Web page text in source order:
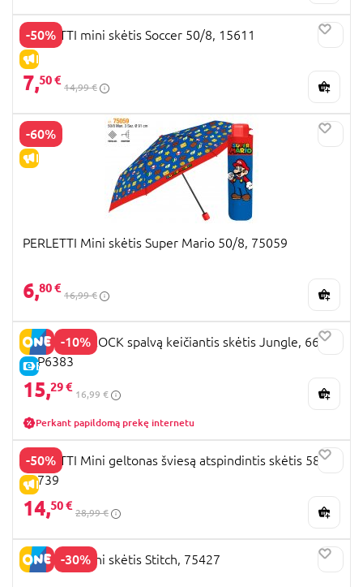
-50%
IŠPARDAVIMAS
PERLETTI mini skėtis Soccer 50/8, 15611
7,50 €
14,99 €
-60%
IŠPARDAVIMAS
PERLETTI Mini skėtis Super Mario 50/8, 75059
6,80 €
16,99 €
-10%
E-KAINA
FLOSS AND ROCK spalvą keičiantis skėtis Jungle, 66cm,
52P6383
15,29 €
16,99 €
Perkant papildomą prekę internetu
-50%
IŠPARDAVIMAS
PERLETTI Mini geltonas šviesą atspindintis skėtis 58/8,
21739
14,50 €
28,99 €
-30%
PERLETTI Mini skėtis Stitch, 75427